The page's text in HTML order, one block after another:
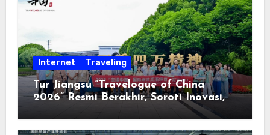
Internet Traveling
Tur Jiangsu “Travelogue of China
2026” Resmi Berakhir, Soroti Inovasi,
Keterbukaan, dan Pembangunan
Berorientasi pada Masyarakat